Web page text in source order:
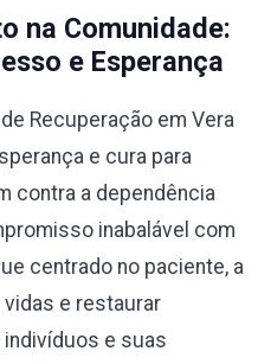
na Comunidade:
e Esperança
Recuperação em Vera
e cura para
contra a dependência
inabalável com
centrado no paciente, a
e restaurar
e suas